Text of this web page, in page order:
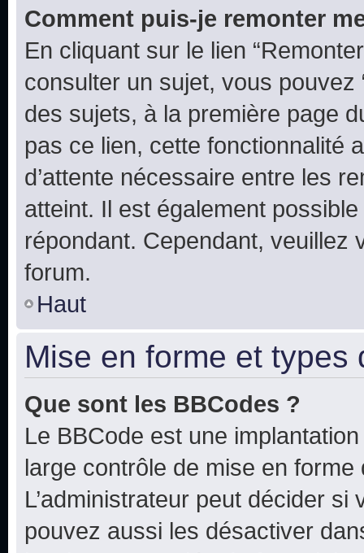
Comment puis-je remonter
En cliquant sur le lien
consulter un sujet, vous pouvez
des sujets, à la première page
pas ce lien, cette fonctionnalité
d’attente nécessaire entre les
atteint. Il est également
répondant. Cependant,
forum.
Haut
Mise en forme et types
Que sont les BBCodes ?
Le BBCode est une
large contrôle de mise en forme
L’administrateur peut décider
pouvez aussi les désactiver